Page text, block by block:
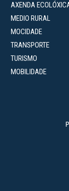
AXENDA
MEDIO RURAL
MOCIDADE
TRANSPORTE
TURISMO
MOBILIDADE